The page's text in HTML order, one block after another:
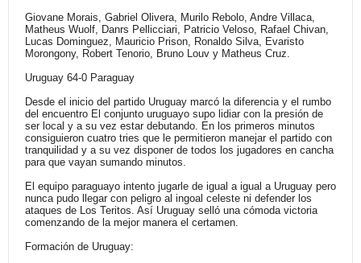
Giovane Morais, Gabriel Olivera, Murilo Rebolo, Andre Villaca,
Matheus Wuolf, Danrs Pellicciari, Patricio Veloso, Rafael Chivan,
Lucas Dominguez, Mauricio Prison, Ronaldo Silva, Evaristo
Morongony, Robert Tenorio, Bruno Louv y Matheus Cruz.
Uruguay 64-0 Paraguay
Desde el inicio del partido Uruguay marcó la diferencia y el rumbo
del encuentro El conjunto uruguayo supo lidiar con la presión de
ser local y a su vez estar debutando. En los primeros minutos
consiguieron cuatro tries que le permitieron manejar el partido con
tranquilidad y a su vez disponer de todos los jugadores en cancha
para que vayan sumando minutos.
El equipo paraguayo intento jugarle de igual a igual a Uruguay pero
nunca pudo llegar con peligro al ingoal celeste ni defender los
ataques de Los Teritos. Así Uruguay selló una cómoda victoria
comenzando de la mejor manera el certamen.
Formación de Uruguay: